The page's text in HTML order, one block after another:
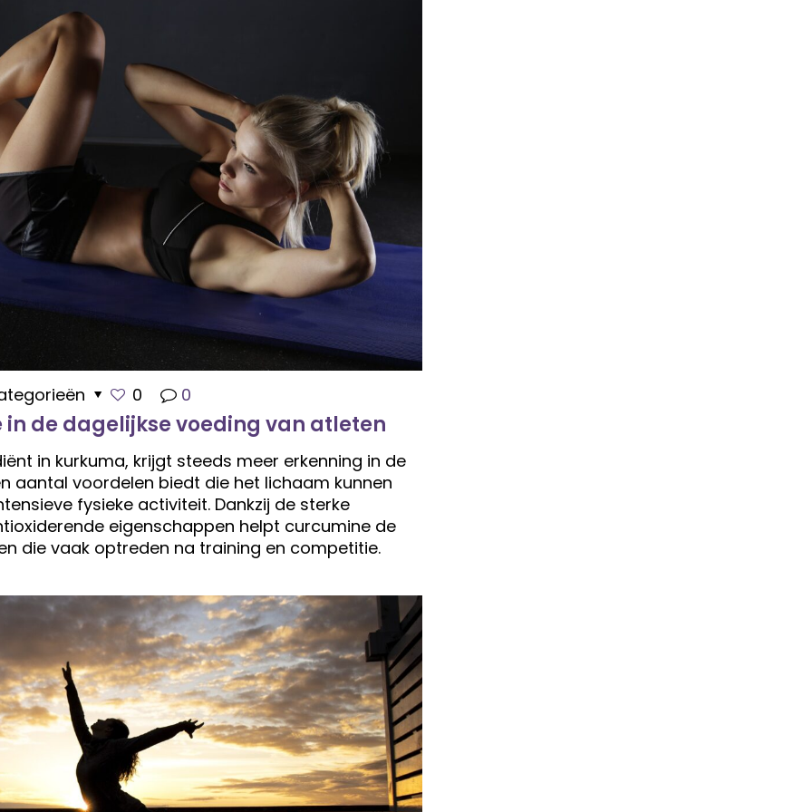
0 0
de dagelijkse voeding van atleten
in kurkuma, krijgt steeds meer erkenning in de
aantal voordelen biedt die het lichaam kunnen
fysieke activiteit. Dankzij de sterke
eigenschappen helpt curcumine de
die vaak optreden na training en competitie.